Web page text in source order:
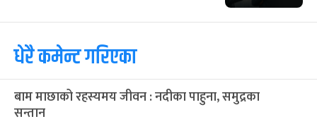
धेरै कमेन्ट गरिएका
बाम माछाको रहस्यमय जीवन : नदीका पाहुना, समुद्रका
सन्तान